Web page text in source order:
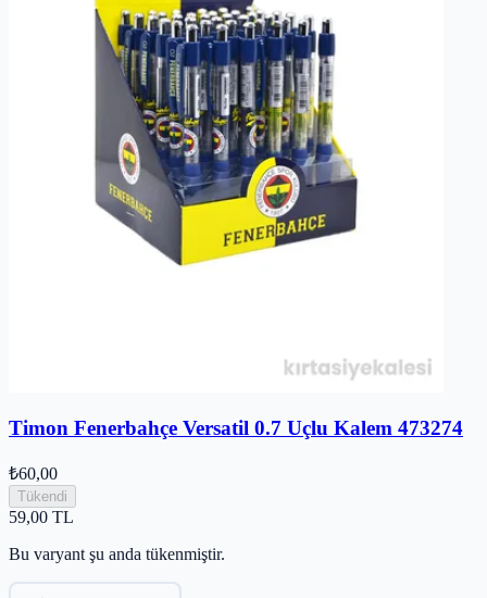
Timon Fenerbahçe Versatil 0.7 Uçlu Kalem 473274
₺60,00
Tükendi
59,00 TL
Bu varyant şu anda tükenmiştir.